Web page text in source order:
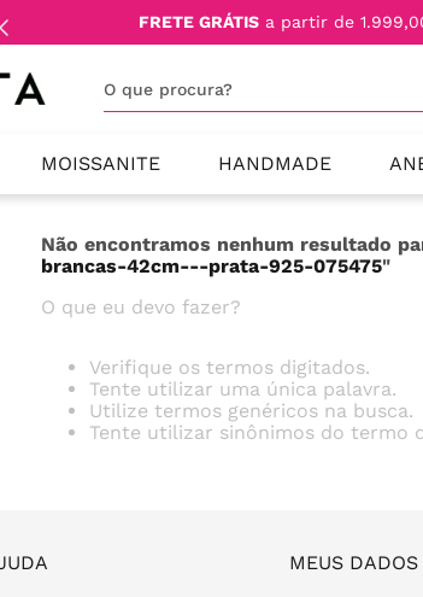
FRETE GRÁTIS a partir de
MOISSANITE HANDMADE
Não encontramos nenhum resultado
brancas-42cm---prata-925-075475"
O que eu devo fazer?
Verifique os termos digitados.
Tente utilizar uma única palavra.
Utilize termos genéricos na busca.
Tente utilizar sinônimos do termo
MEUS DADOS